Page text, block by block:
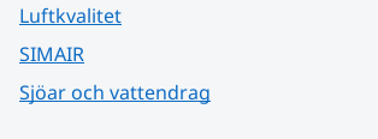
Luftkvalitet
SIMAIR
Sjöar och vattendrag